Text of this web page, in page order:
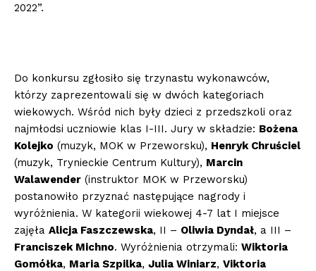
2022”.
Do konkursu zgłosiło się trzynastu wykonawców,
którzy zaprezentowali się w dwóch kategoriach
wiekowych. Wśród nich były dzieci z przedszkoli oraz
najmłodsi uczniowie klas I-III. Jury w składzie: Bożena
Kolejko (muzyk, MOK w Przeworsku), Henryk Chruściel
(muzyk, Trynieckie Centrum Kultury), Marcin
Walawender (instruktor MOK w Przeworsku)
postanowiło przyznać następujące nagrody i
wyróżnienia. W kategorii wiekowej 4-7 lat I miejsce
zajęła Alicja Faszczewska, II – Oliwia Dyndał, a III –
Franciszek Michno. Wyróżnienia otrzymali: Wiktoria
Gomółka, Maria Szpilka, Julia Winiarz, Viktoria